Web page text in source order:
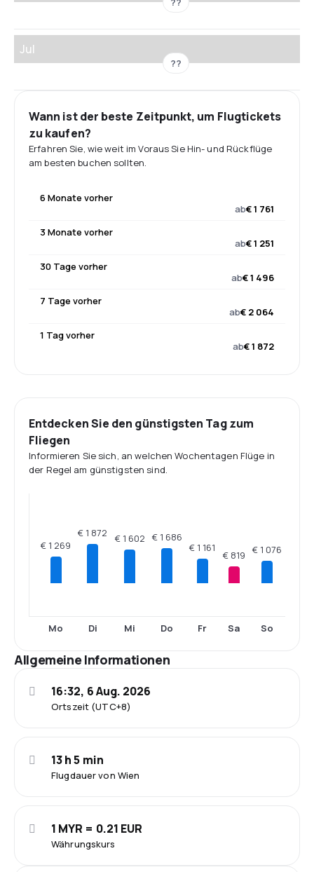
Jul
??
Wann ist der beste Zeitpunkt, um Flugtickets
zu kaufen?
Erfahren Sie, wie weit im Voraus Sie Hin- und Rückflüge
am besten buchen sollten.
6 Monate vorher
ab€ 1 761
3 Monate vorher
ab€ 1 251
30 Tage vorher
ab€ 1 496
7 Tage vorher
ab€ 2 064
1 Tag vorher
ab€ 1 872
Entdecken Sie den günstigsten Tag zum
Fliegen
Informieren Sie sich, an welchen Wochentagen Flüge in
der Regel am günstigsten sind.
€ 1 269
Mo
€ 1 872
Di
€ 1 602
Mi
€ 1 686
Do
€ 1 161
Fr
€ 819
Sa
€ 1 076
So
Allgemeine Informationen
Ortszeit (UTC+8)
16:32, 6 Aug. 2026
Flugdauer von Wien
13 h 5 min
Währungskurs
1 MYR = 0.21 EUR